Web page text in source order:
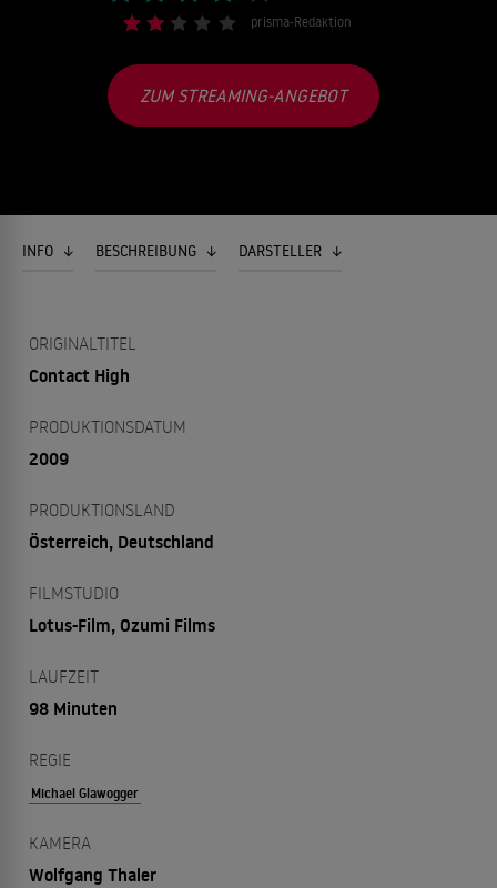
prisma-Redaktion
ZUM STREAMING-ANGEBOT
INFO BESCHREIBUNG DARSTELLER
ORIGINALTITEL
Contact High
PRODUKTIONSDATUM
2009
PRODUKTIONSLAND
Österreich, Deutschland
FILMSTUDIO
Lotus-Film, Ozumi Films
LAUFZEIT
98 Minuten
REGIE
Michael Glawogger
KAMERA
Wolfgang Thaler